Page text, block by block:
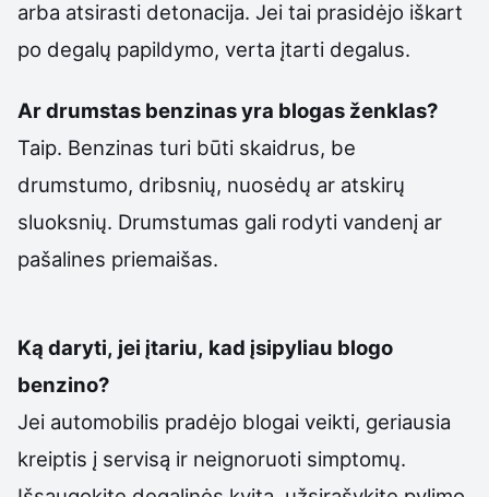
arba atsirasti detonacija. Jei tai prasidėjo iškart
po degalų papildymo, verta įtarti degalus.
Ar drumstas benzinas yra blogas ženklas?
Taip. Benzinas turi būti skaidrus, be
drumstumo, dribsnių, nuosėdų ar atskirų
sluoksnių. Drumstumas gali rodyti vandenį ar
pašalines priemaišas.
Ką daryti, jei įtariu, kad įsipyliau blogo
benzino?
Jei automobilis pradėjo blogai veikti, geriausia
kreiptis į servisą ir neignoruoti simptomų.